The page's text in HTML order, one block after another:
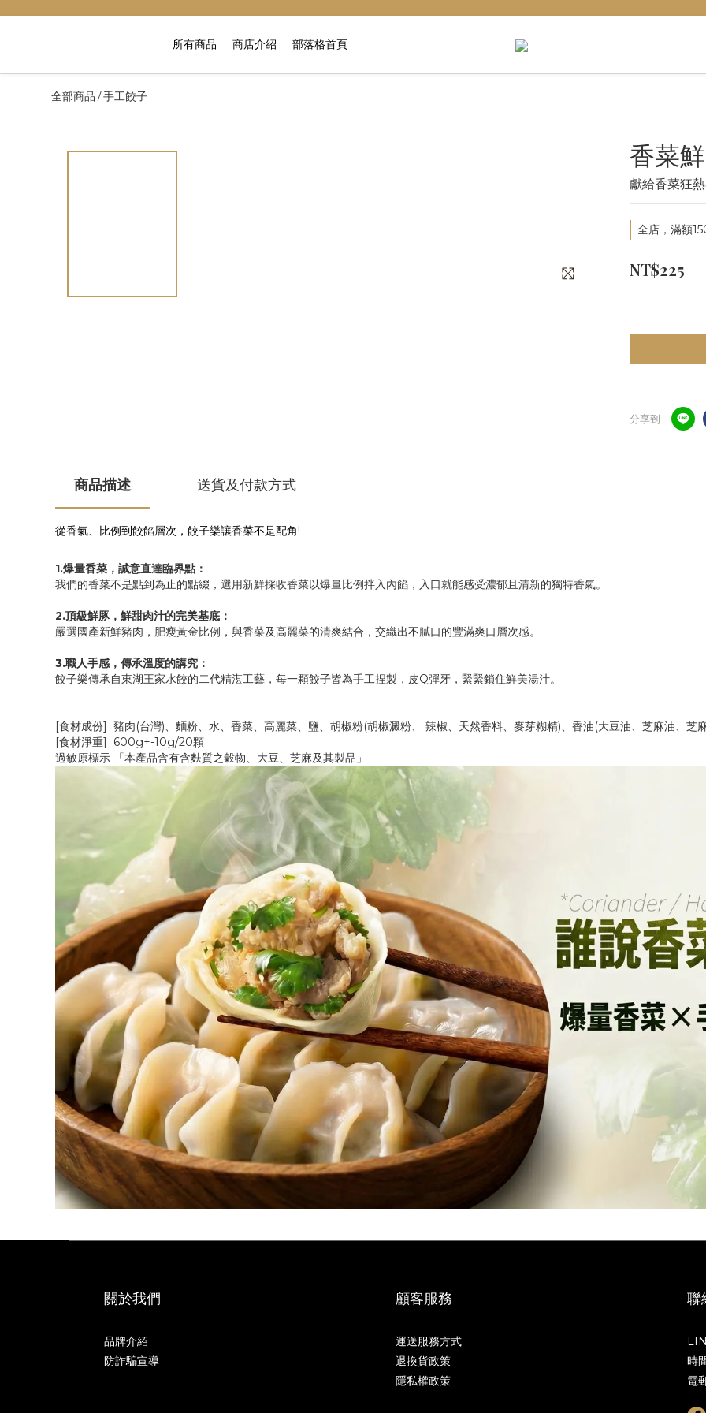
所有商品 商店介紹 部落格首頁
全部商品 /手工餃子
香菜
獻給香菜狂
全店，滿額
NT$225
分享到
商品描述 送貨及付款方式
從香氣、比例到餃餡層次，餃子樂讓香菜不是配角!
1.爆量香菜，誠意直達臨界點：
我們的香菜不是點到為止的點綴，選用新鮮採收香菜以爆量比例拌入內餡，入口就能感受濃郁且清新的獨特香氣。
2.頂級鮮豚，鮮甜肉汁的完美基底：
嚴選國產新鮮豬肉，肥瘦黃金比例，與香菜及高麗菜的清爽結合，交織出不膩口的豐滿爽口層次感。
3.職人手感，傳承溫度的講究：
餃子樂傳承自東湖王家水餃的二代精湛工藝，每一顆餃子皆為手工捏製，皮Q彈牙，緊緊鎖住鮮美湯汁。
[食材成份] 豬肉(台灣)、麵粉、水、香菜、高麗菜、鹽、胡椒粉(胡椒澱粉、 辣椒、天然香料、麥芽糊精)、香油(大豆油、芝麻油、芝
[食材淨重] 600g+-10g/20顆
過敏原標示 「本產品含有含麩質之穀物、大豆、芝麻及其製品」
關於我們
品牌介紹
防詐騙宣導
顧客服務
運送服務方式
退換貨政策
隱私權政策
聯
時
電